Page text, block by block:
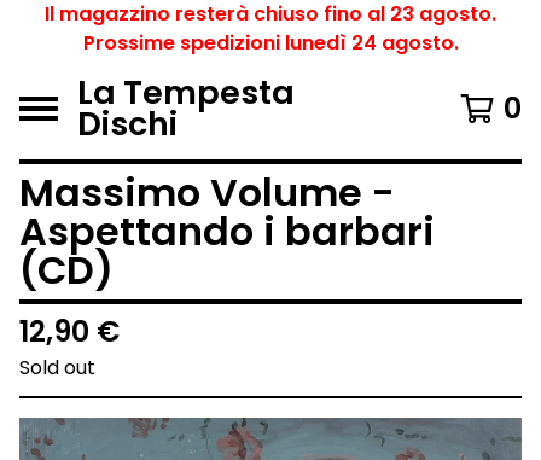
Il magazzino resterà chiuso fino al 23 agosto.
Prossime spedizioni lunedì 24 agosto.
La Tempesta
Dischi 0
Massimo Volume -
Aspettando i barbari
(CD)
12,90 €
Sold out